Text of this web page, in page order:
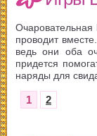
проводит
ведь они оба
придется
наряды для
1
2